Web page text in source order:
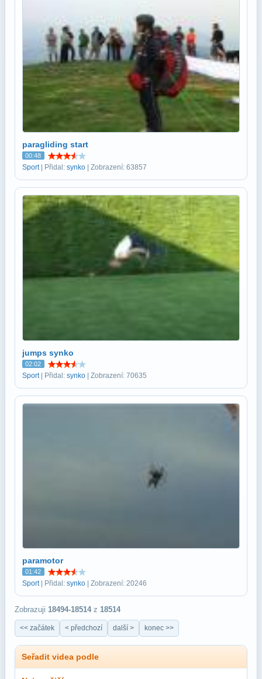
paragliding start
00:48
Sport| Přidal: synko | Zobrazení: 63857
jumps synko
02:02
Sport| Přidal: synko | Zobrazení: 70635
paramotor
01:42
Sport| Přidal: synko | Zobrazení: 20246
Zobrazuji 18494-18514 z 18514
<< začátek < předchozí další > konec >>
Seřadit videa podle